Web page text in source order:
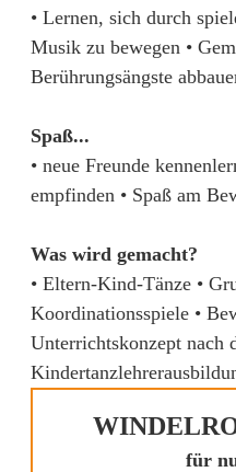
• Lernen, sich durch
Musik zu bewegen •
Berührungsängste
Spaß...
• neue Freunde
empfinden • Spaß am
Was wird gemacht?
• Eltern-Kind-Tänze •
Koordinationsspiele •
Unterrichtskonzept nach
für